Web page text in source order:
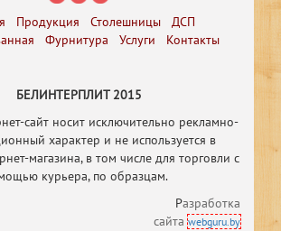
Продукция Столешницы
ДСП
Фурнитура Услуги Контакты
БЕЛИНТЕРПЛИТ 2015
сайт носит исключительно рекламно-
характер и не используется в
магазина, в том числе для торговли с
курьера, по образцам.
Разработка
сайтаwebguru.by